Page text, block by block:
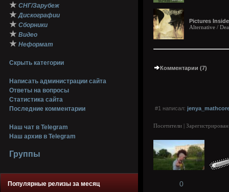
★ СНГ/Зарубеж
★ Дискографии
★ Сборники
★ Видео
★ Неформат
Скрыть категории
Написать администрации сайта
Ответы на вопросы
Статистика сайта
Последние комментарии
Наш чат в Telegram
Наш архив в Telegram
Группы
Популярные релизы за месяц
Pictures
Alternative /
Комментарии (7)
#1 написал:
Посетители |
0